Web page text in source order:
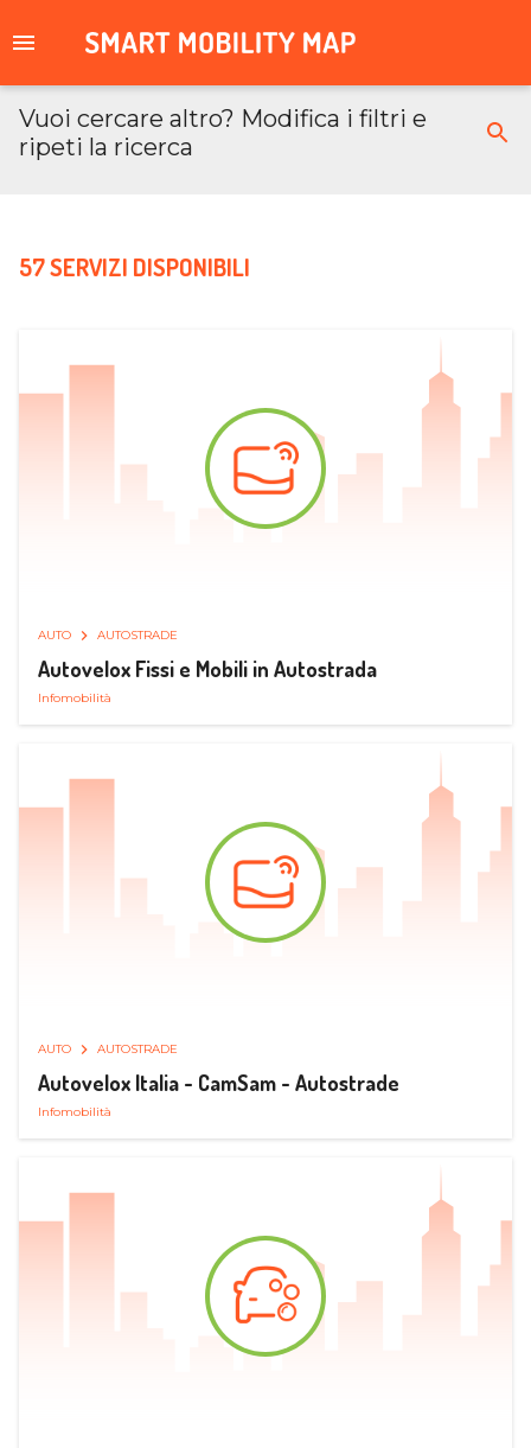
Vuoi cercare altro? Modifica i filtri e
ripeti la ricerca
57 SERVIZI DISPONIBILI
AUTO AUTOSTRADE
Autovelox Fissi e Mobili in Autostrada
Infomobilità
AUTO AUTOSTRADE
Autovelox Italia - CamSam - Autostrade
Infomobilità